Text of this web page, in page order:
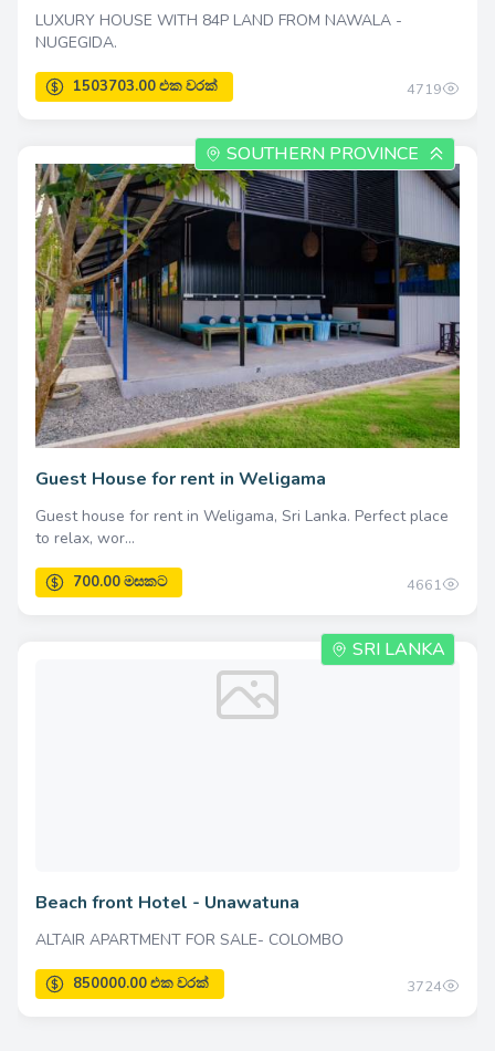
LUXURY HOUSE WITH 84P LAND FROM NAWALA -
NUGEGIDA.
1503703.00 එක වරක්
4719
SOUTHERN PROVINCE
Guest House for rent in Weligama
Guest house for rent in Weligama, Sri Lanka. Perfect place
to relax, wor...
4661
SRI LANKA
Beach front Hotel - Unawatuna
ALTAIR APARTMENT FOR SALE- COLOMBO
3724